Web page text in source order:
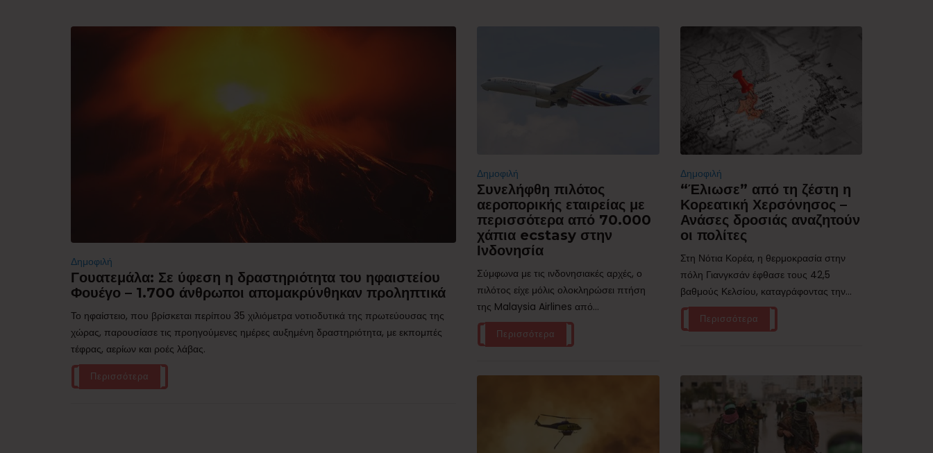
Δημοφιλή
Γουατεμάλα: Σε ύφεση η δραστηριότητα του ηφαιστείου
Φουέγο – 1.700 άνθρωποι απομακρύνθηκαν προληπτικά
Το ηφαίστειο, που βρίσκεται περίπου 35 χιλιόμετρα νοτιοδυτικά της πρωτεύουσας της
χώρας, παρουσίασε τις προηγούμενες ημέρες αυξημένη δραστηριότητα, με εκπομπές
τέφρας, αερίων και ροές λάβας.
Περισσότερα
Δημοφιλή
Συνελήφθη πιλότος
αεροπορικής εταιρείας με
περισσότερα από 70.000
χάπια ecstasy στην
Ινδονησία
Σύμφωνα με τις ινδονησιακές αρχές, ο
πιλότος είχε μόλις ολοκληρώσει πτήση
της Malaysia Airlines από...
Περισσότερα
Δημοφιλή
“Έλιωσε” από τη ζέστη η
Κορεατική Χερσόνησος –
Ανάσες δροσιάς αναζητούν
οι πολίτες
Στη Νότια Κορέα, η θερμοκρασία στην
πόλη Γιανγκσάν έφθασε τους 42,5
βαθμούς Κελσίου, καταγράφοντας την...
Περισσότερα